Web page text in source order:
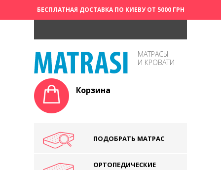
БЕСПЛАТНАЯ ДОСТАВКА ПО КИЕВУ ОТ 5000 ГРН
МАТРАСЫ
И КРОВАТИ
Корзина
ПОДОБРАТЬ МАТРАС
ОРТОПЕДИЧЕСКИЕ